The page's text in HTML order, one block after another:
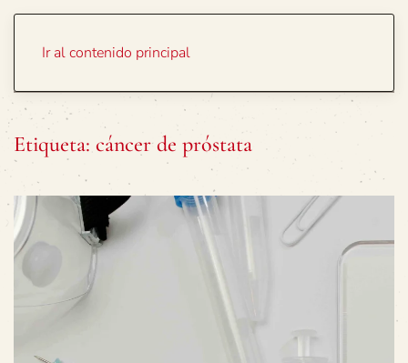
Ir al contenido principal
Etiqueta: cáncer de próstata